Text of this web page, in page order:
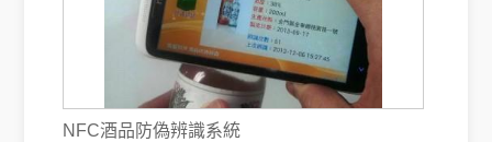
NFC酒品防偽辨識系統